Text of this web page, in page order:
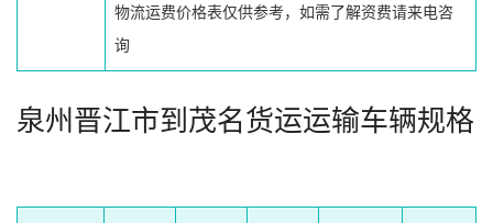
物流运费价格表仅供参考，如需了解资费请来电咨
询
泉州晋江市到茂名货运运输车辆规格